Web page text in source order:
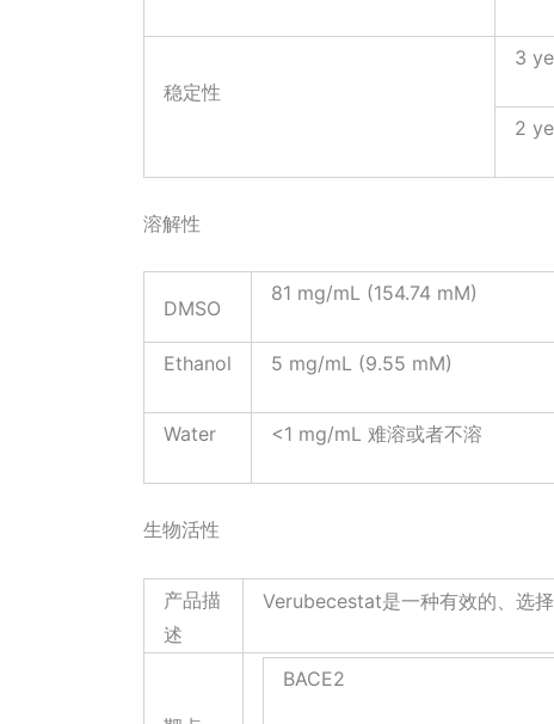
稳定性
3
2
溶解性
DMSO
81 mg/mL (154.74 mM)
Ethanol 5 mg/mL (9.55 mM)
Water <1 mg/mL 难溶或者不溶
生物活性
产品描
述
Verubecestat是一种有效的、选
BACE2